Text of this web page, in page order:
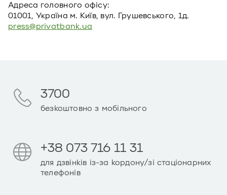
Адреса головного офiсу:
01001, Україна м. Київ, вул. Грушевського, 1д.
press@privatbank.ua
3700
безкоштовно з мобільного
+38 073 716 11 31
для дзвінків із-за кордону/зі стаціонарних
телефонів